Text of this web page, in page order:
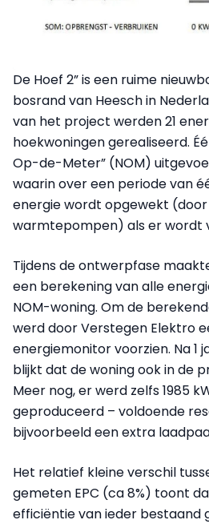
De Hoef 2” is een ruime
bosrand van Heesch in
van het project werden 21
hoekwoningen gerealiseerd.
Op-de-Meter” (NOM)
waarin over een periode van
energie wordt opgewekt (door
warmtepompen) als er wordt
Tijdens de ontwerpfase
een berekening van alle
NOM-woning. Om de
werd door Verstegen Elektro
energiemonitor voorzien. Na 1
blijkt dat de woning ook in de
Meer nog, er werd zelfs 1985
geproduceerd – voldoende
bijvoorbeeld een extra
Het relatief kleine verschil
gemeten EPC (ca 8%) toont
efficiëntie van ieder bestaand